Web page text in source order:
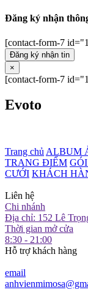
Đăng ký nhận
[contact-form-7
Đăng ký nhận tin
×
[contact-form-7
Evoto
Trang chủ ALBUM
TRANG ĐIỂM
CƯỚI KHÁCH
Liên hệ
Chi nhánh
Địa chỉ: 152 Lê
Thời gian mở cửa
8:30 - 21:00
Hỗ trợ khách hàng
email